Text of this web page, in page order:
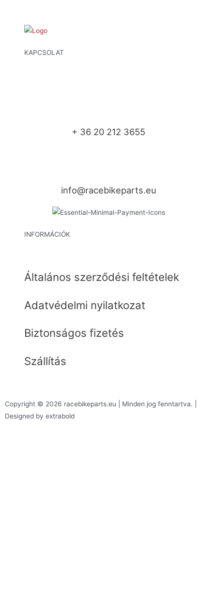
KAPCSOLAT
+ 36 20 212 3655
info@racebikeparts.eu
INFORMÁCIÓK
Általános szerződési feltételek
Adatvédelmi nyilatkozat
Biztonságos fizetés
Szállítás
Copyright © 2026 racebikeparts.eu | Minden jog fenntartva. |
Designed by extrabold